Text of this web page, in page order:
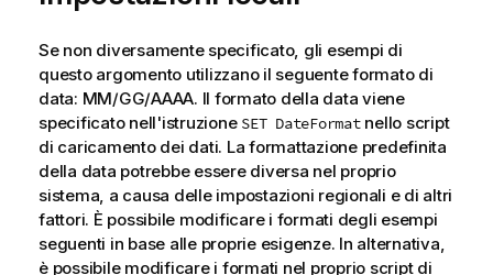
Se non diversamente specificato, gli esempi di
questo argomento utilizzano il seguente formato di
data: MM/GG/AAAA. Il formato della data viene
specificato nell'istruzione SET DateFormatnello script
di caricamento dei dati. La formattazione predefinita
della data potrebbe essere diversa nel proprio
sistema, a causa delle impostazioni regionali e di altri
fattori. È possibile modificare i formati degli esempi
seguenti in base alle proprie esigenze. In alternativa,
è possibile modificare i formati nel proprio script di